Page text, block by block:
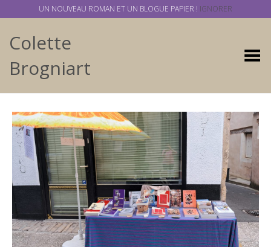
Colette
Brogniart
Basculer
UN NOUVEAU ROMAN ET UN BLOGUE PAPIER ! IGNORER